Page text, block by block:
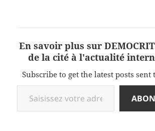
En savoir plus sur
de la cité à l'actualité
Subscribe to get the latest posts
Saisissez votre adresse e-mail…